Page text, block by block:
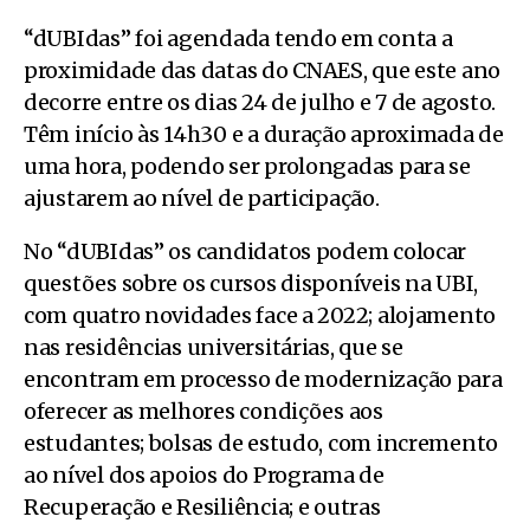
“dUBIdas” foi agendada tendo em conta a
proximidade das datas do CNAES, que este ano
decorre entre os dias 24 de julho e 7 de agosto.
Têm início às 14h30 e a duração aproximada de
uma hora, podendo ser prolongadas para se
ajustarem ao nível de participação.
No “dUBIdas” os candidatos podem colocar
questões sobre os cursos disponíveis na UBI,
com quatro novidades face a 2022; alojamento
nas residências universitárias, que se
encontram em processo de modernização para
oferecer as melhores condições aos
estudantes; bolsas de estudo, com incremento
ao nível dos apoios do Programa de
Recuperação e Resiliência; e outras